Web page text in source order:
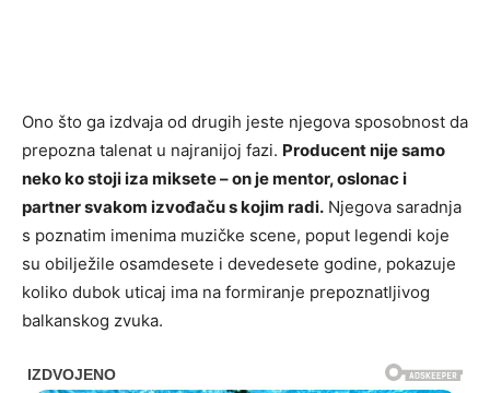
Ono što ga izdvaja od drugih jeste njegova sposobnost da
prepozna talenat u najranijoj fazi. Producent nije samo
neko ko stoji iza miksete – on je mentor, oslonac i
partner svakom izvođaču s kojim radi. Njegova saradnja
s poznatim imenima muzičke scene, poput legendi koje
su obilježile osamdesete i devedesete godine, pokazuje
koliko dubok uticaj ima na formiranje prepoznatljivog
balkanskog zvuka.